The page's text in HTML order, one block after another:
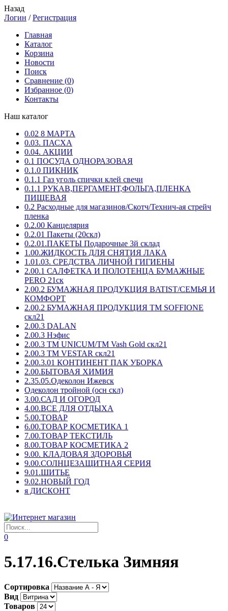
Назад
Логин /Регистрация
Главная
Каталог
Корзина
Новости
Поиск
Сравнение (0)
Избранное (0)
Контакты
Наш каталог
0.02 8 МАРТА
0.03. ПАСХА
0.04. АКЦИИ
0.1 ПОСУДА ОДНОРАЗОВАЯ
0.1.0 ПИКНИК
0.1.1 Газ уголь спички клей свечи
0.1.1 РУКАВ,ПЕРГАМЕНТ,ФОЛЬГА,ПЛЕНКА
ПИЩЕВАЯ
0.2 Расходные для магазинов/Скотч/Технич-ая стрейч
пленка
0.2.00 Канцелярия
0.2.01 Пакеты (20скл)
0.2.01.ПАКЕТЫ Подарочные 3й склад
1.00.ЖИДКОСТЬ ДЛЯ СНЯТИЯ ЛАКА
1.01.03. СРЕДСТВА ЛИЧНОЙ ГИГИЕНЫ
2.00.1 САЛФЕТКА И ПОЛОТЕНЦА БУМАЖНЫЕ
PERO 21ск
2.00.2 БУМАЖНАЯ ПРОДУКЦИЯ BATIST/СЕМЬЯ И
КОМФОРТ
2.00.2 БУМАЖНАЯ ПРОДУКЦИЯ ТМ SOFFIONE
скл21
2.00.3 DALAN
2.00.3 Нэфис
2.00.3 ТМ UNICUM/ТМ Vash Gold скл21
2.00.3 ТМ VESTAR скл21
2.00.3.01 КОНТИНЕНТ ПАК УБОРКА
2.00.БЫТОВАЯ ХИМИЯ
2.35.05.Одеколон Ижевск
Одеколон тройной (осн скл)
3.00.САД И ОГОРОД
4.00.ВСЕ ДЛЯ ОТДЫХА
5.00.ТОВАР
6.00.ТОВАР КОСМЕТИКА 1
7.00.ТОВАР ТЕКСТИЛЬ
8.00.ТОВАР КОСМЕТИКА 2
9.00. КЛАДОВАЯ ЗДОРОВЬЯ
9.00.СОЛНЦЕЗАЩИТНАЯ СЕРИЯ
9.01.ШИТЬЕ
9.02.НОВЫЙ ГОД
я ДИСКОНТ
0
5.17.16.Стелька Зимняя
Сортировка
Вид
Товаров